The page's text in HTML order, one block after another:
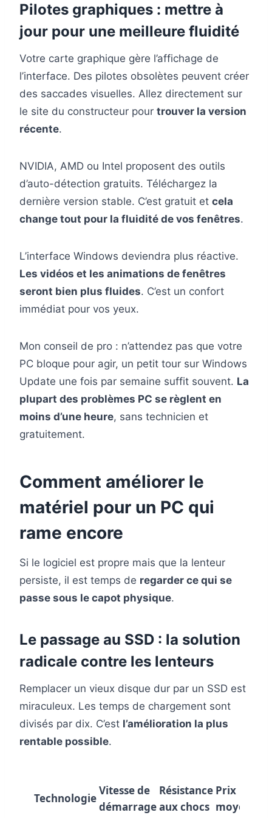
Pilotes graphiques : mettre à
jour pour une meilleure fluidité
Votre carte graphique gère l’affichage de
l’interface. Des pilotes obsolètes peuvent créer
des saccades visuelles. Allez directement sur
le site du constructeur pour trouver la version
récente.
NVIDIA, AMD ou Intel proposent des outils
d’auto-détection gratuits. Téléchargez la
dernière version stable. C’est gratuit et cela
change tout pour la fluidité de vos fenêtres.
L’interface Windows deviendra plus réactive.
Les vidéos et les animations de fenêtres
seront bien plus fluides. C’est un confort
immédiat pour vos yeux.
Mon conseil de pro : n’attendez pas que votre
PC bloque pour agir, un petit tour sur Windows
Update une fois par semaine suffit souvent. La
plupart des problèmes PC se règlent en
moins d’une heure, sans technicien et
gratuitement.
Comment améliorer le
matériel pour un PC qui
rame encore
Si le logiciel est propre mais que la lenteur
persiste, il est temps de regarder ce qui se
passe sous le capot physique.
Le passage au SSD : la solution
radicale contre les lenteurs
Remplacer un vieux disque dur par un SSD est
miraculeux. Les temps de chargement sont
divisés par dix. C’est l’amélioration la plus
rentable possible.
Technologie
Vitesse de
démarrage
Résistance
aux chocs
Prix
moyen